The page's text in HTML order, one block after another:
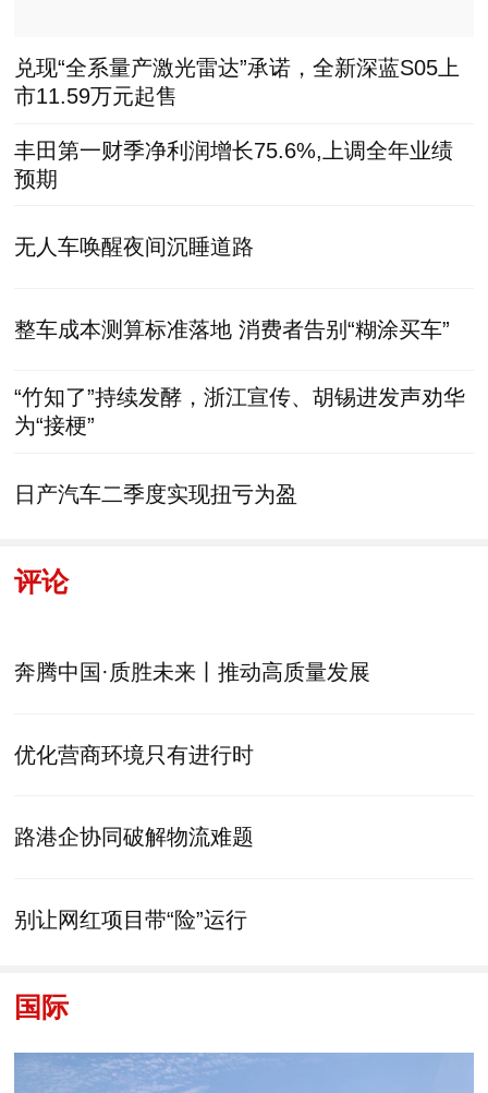
兑现“全系量产激光雷达”承诺，全新深蓝S05上
市11.59万元起售
丰田第一财季净利润增长75.6%,上调全年业绩
预期
无人车唤醒夜间沉睡道路
整车成本测算标准落地 消费者告别“糊涂买车”
“竹知了”持续发酵，浙江宣传、胡锡进发声劝华
为“接梗”
日产汽车二季度实现扭亏为盈
评论
奔腾中国·质胜未来丨推动高质量发展
优化营商环境只有进行时
路港企协同破解物流难题
别让网红项目带“险”运行
国际